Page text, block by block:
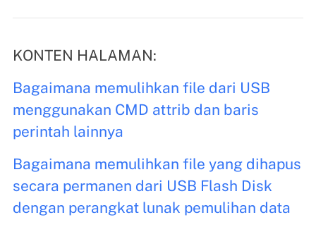
KONTEN HALAMAN:
Bagaimana memulihkan file dari USB
menggunakan CMD attrib dan baris
perintah lainnya
Bagaimana memulihkan file yang dihapus
secara permanen dari USB Flash Disk
dengan perangkat lunak pemulihan data